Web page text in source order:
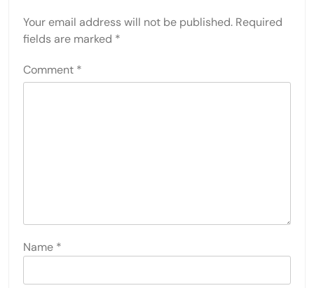
Your email address will not be published. Required
fields are marked *
Comment *
Name *